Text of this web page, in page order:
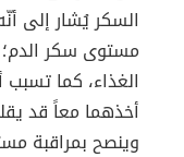
السكر يُشار إلى
مستوى سكر
الغذاء، كما تسبب
أخذهما معاً قد
وينصح بمراقبة